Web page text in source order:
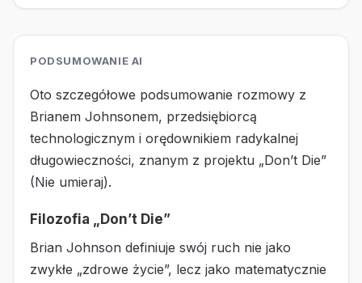
PODSUMOWANIE AI
Oto szczegółowe podsumowanie rozmowy z
Brianem Johnsonem, przedsiębiorcą
technologicznym i orędownikiem radykalnej
długowieczności, znanym z projektu „Don’t Die”
(Nie umieraj).
Filozofia „Don’t Die”
Brian Johnson definiuje swój ruch nie jako
zwykłe „zdrowe życie”, lecz jako matematycznie